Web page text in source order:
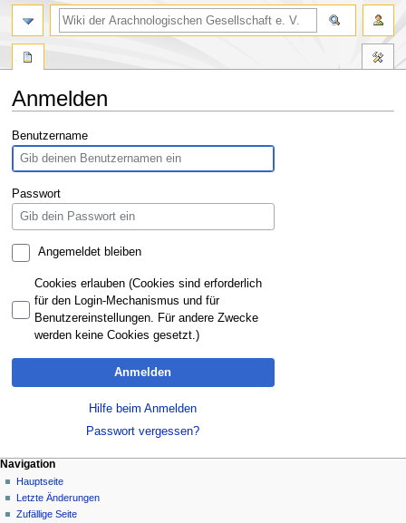
Anmelden
Zur
Navigation
springen
Zur
Suche
springen
Benutzername
Passwort
Angemeldet bleiben
Cookies erlauben (Cookies sind erforderlich
für den Login-Mechanismus und für
Benutzereinstellungen. Für andere Zwecke
werden keine Cookies gesetzt.)
Anmelden
Hilfe beim Anmelden
Passwort vergessen?
Navigation
Hauptseite
Letzte Änderungen
Zufällige Seite